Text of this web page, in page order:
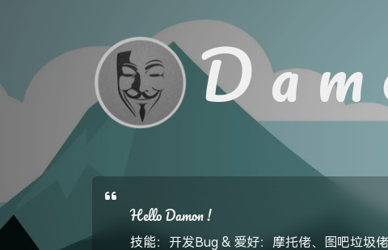
D a m
Hello Damon !
技能：开发Bug & 爱好：摩托佬、图吧垃圾佬